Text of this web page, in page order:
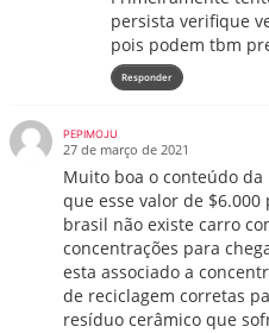
persista verifique
pois podem tbm
Responder
PEPIMOJU
27 de março de 2021
Muito boa o conteúdo
que esse valor de
brasil não existe carro
concentrações para
esta associado a
de reciclagem corretas
resíduo cerâmico que